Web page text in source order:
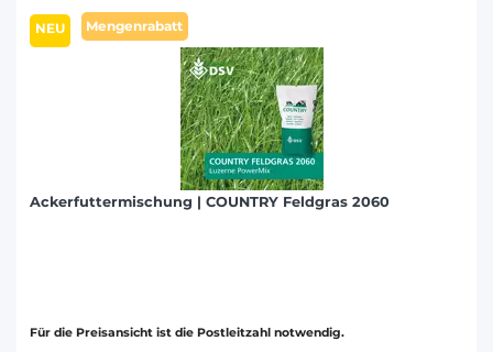
NEU Mengenrabatt
Ackerfuttermischung | COUNTRY Feldgras 2060
Für die Preisansicht ist die Postleitzahl notwendig.